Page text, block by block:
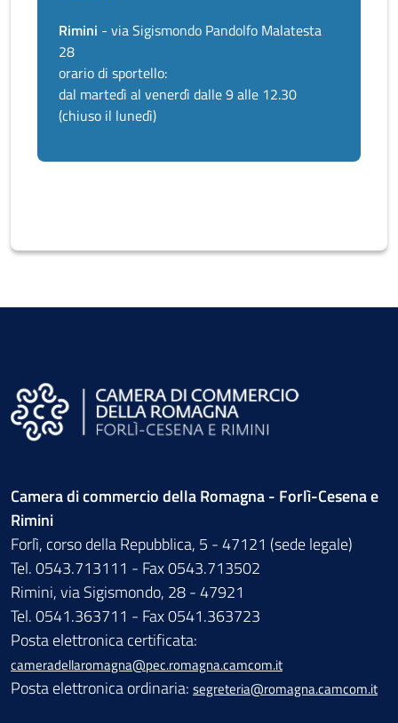
Rimini - via Sigismondo Pandolfo Malatesta
28
orario di sportello:
dal martedì al venerdì dalle 9 alle 12.30
(chiuso il lunedì)
Camera di commercio della Romagna - Forlì-Cesena e
Rimini
Forlì, corso della Repubblica, 5 - 47121 (sede legale)
Tel. 0543.713111 - Fax 0543.713502
Rimini, via Sigismondo, 28 - 47921
Tel. 0541.363711 - Fax 0541.363723
Posta elettronica certificata:
cameradellaromagna@pec.romagna.camcom.it
Posta elettronica ordinaria: segreteria@romagna.camcom.it